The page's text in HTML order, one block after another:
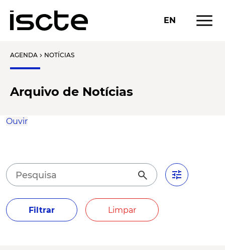
EN menu
AGENDA chevron_right NOTÍCIAS
Arquivo de Notícias
Ouvir
search tune
Filtrar Limpar